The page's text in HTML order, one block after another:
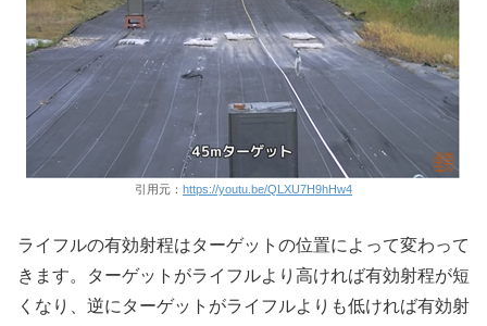
引用元： https://youtu.be/QLXU7H9hHw4
ライフルの有効射程はターゲットの位置によって変わって
きます。ターゲットがライフルより高ければ有効射程が短
くなり、逆にターゲットがライフルよりも低ければ有効射